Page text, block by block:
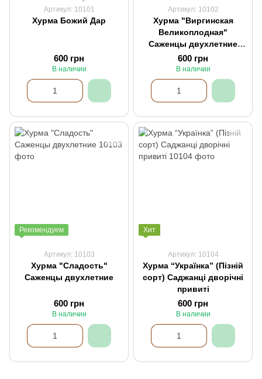
Артикул: 10101
Хурма Божий Дар
600 грн
В наличии
Артикул: 10102
Хурма "Виргинская
Великоплодная"
Саженцы двухлетние
привитые
600 грн
В наличии
Рекомендуем
Артикул: 10103
Хурма "Сладость"
Саженцы двухлетние
600 грн
В наличии
Хит
Артикул: 10104
Хурма “Українка” (Пізній
сорт) Саджанці дворічні
привиті
600 грн
В наличии